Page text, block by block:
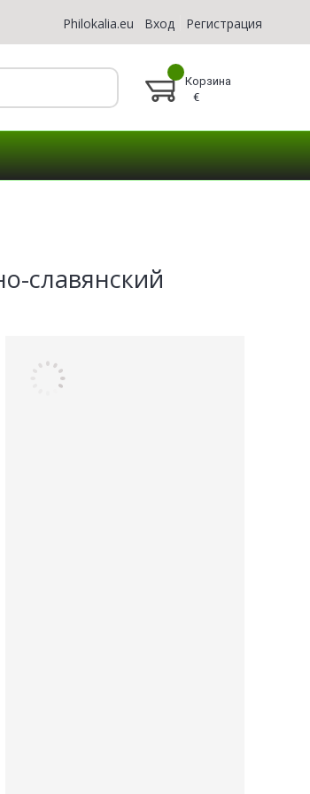
Philokalia.eu Вход Регистрация
Корзина
€
славянский